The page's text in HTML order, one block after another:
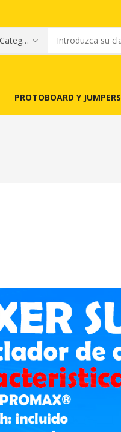
PROTOBOARD Y JUMPERS